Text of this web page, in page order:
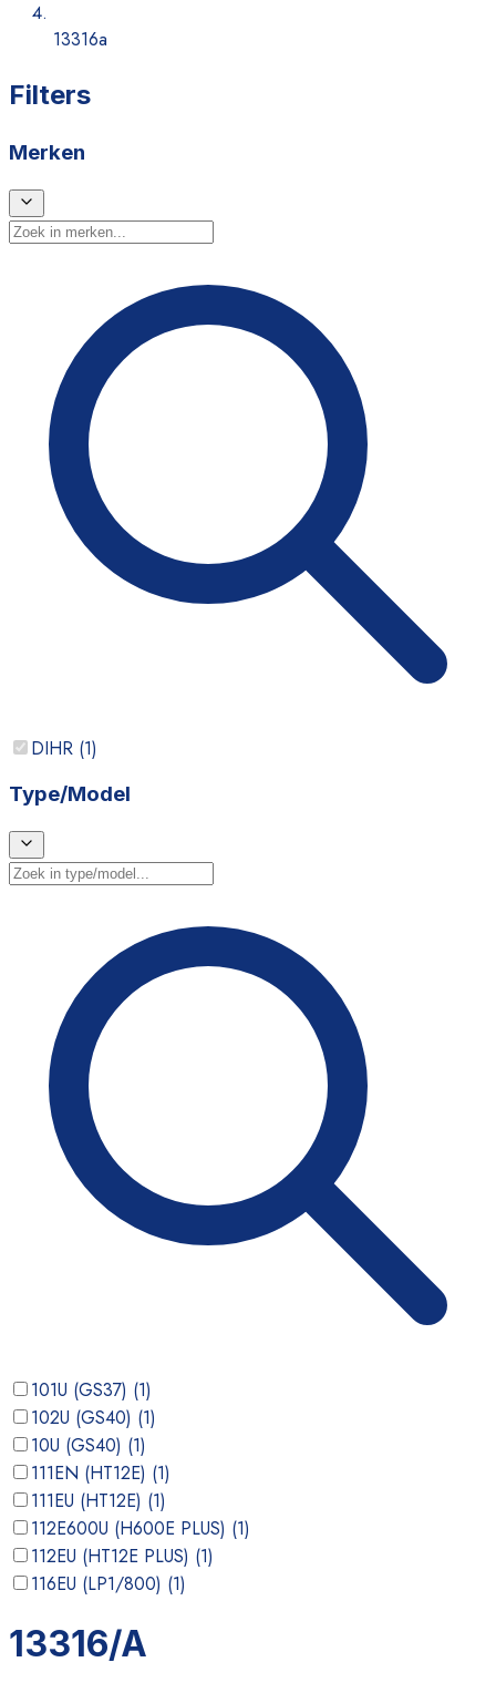
13316a
Filters
Merken
DIHR (1)
Type/Model
101U (GS37) (1)
102U (GS40) (1)
10U (GS40) (1)
111EN (HT12E) (1)
111EU (HT12E) (1)
112E600U (H600E PLUS) (1)
112EU (HT12E PLUS) (1)
116EU (LP1/800) (1)
122EU (ELECTRON600)
13316/A